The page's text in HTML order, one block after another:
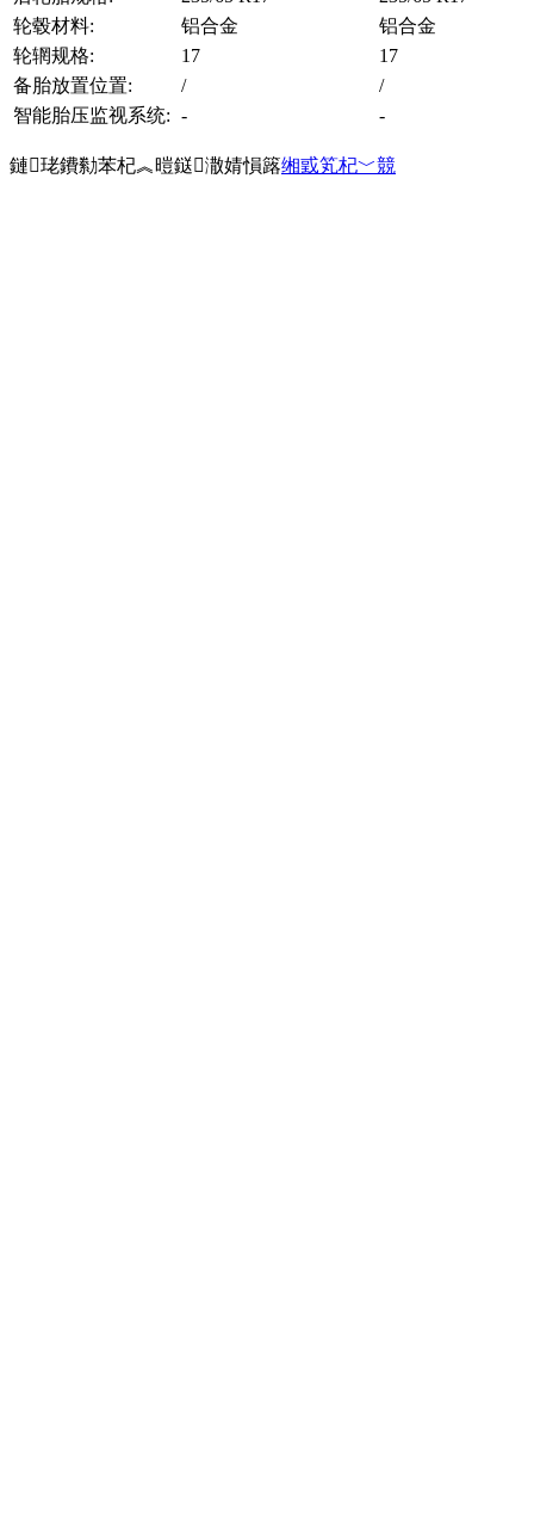
轮毂材料:
铝合金
铝合金
轮辋规格:
17
17
备胎放置位置:
/
/
智能胎压监视系统: - -
鏈珯鐨勬苯杞︽暟鎹潵婧愪簬缃戜笂杞﹀競